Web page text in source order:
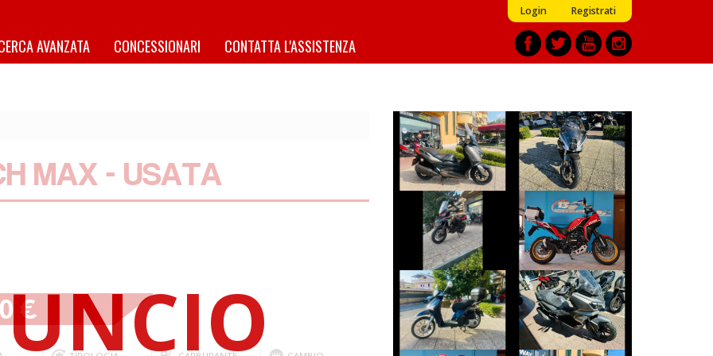
Login Registrati
AVANZATA CONCESSIONARI CONTATTA L'ASSISTENZA
MAX - USATA
€
YAMAHA XMAX
€ 3.290 €
BENELLI
TORNADO
€ 6.190 €
BENELLI TRK
€ 7.490 €
MOTO-MORINI X-
CAPE
€ 5.490 €
PIAGGIO LIBERTY
€ 1.650 €
SYM ADX-300
€ 4.690 €